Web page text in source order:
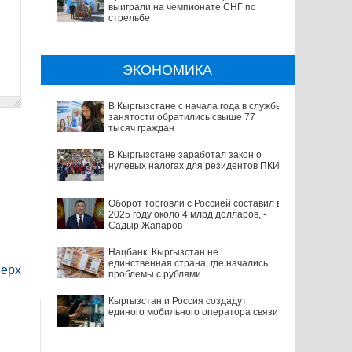
выиграли на чемпионате СНГ по
стрельбе
ЭКОНОМИКА
В Кыргызстане с начала года в службы
занятости обратились свыше 77
тысяч граждан
В Кыргызстане заработал закон о
нулевых налогах для резидентов ПКИ
Оборот торговли с Россией составил в
2025 году около 4 млрд долларов, -
Садыр Жапаров
Нацбанк: Кыргызстан не
единственная страна, где начались
проблемы с рублями
Кыргызстан и Россия создадут
единого мобильного оператора связи